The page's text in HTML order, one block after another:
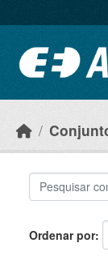
Ordenar por